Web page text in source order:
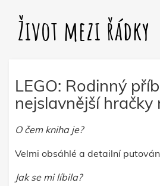
Život mezi řádky
LEGO: Rodinný
nejslavnější hračky
O čem kniha je?
Velmi obsáhlé a detailní
Jak se mi líbila?